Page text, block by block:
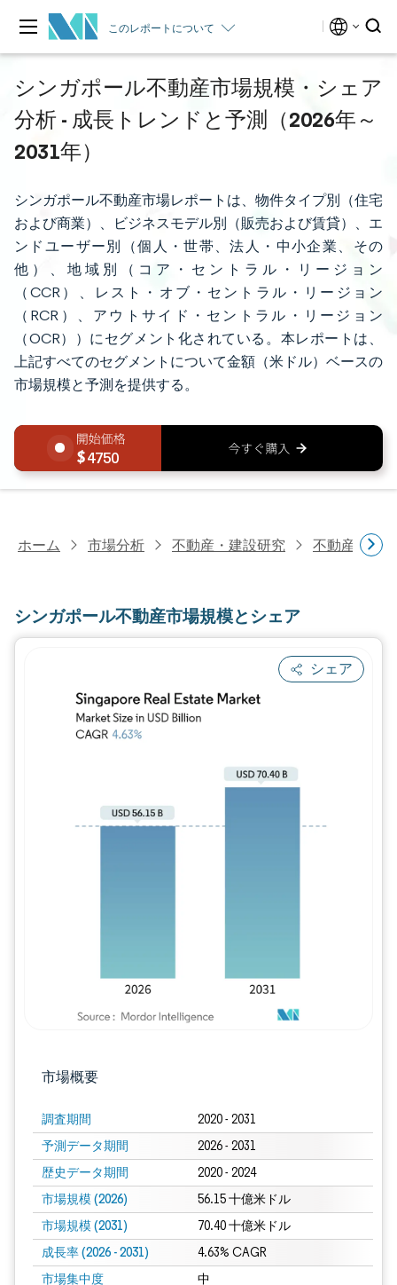
このレポートについて
シンガポール不動産市場規模・シェア
分析 - 成長トレンドと予測（2026年～
2031年）
シンガポール不動産市場レポートは、物件タイプ別（住宅
および商業）、ビジネスモデル別（販売および賃貸）、エ
ンドユーザー別（個人・世帯、法人・中小企業、その
他）、地域別（コア・セントラル・リージョン
（CCR）、レスト・オブ・セントラル・リージョン
（RCR）、アウトサイド・セントラル・リージョン
（OCR））にセグメント化されている。本レポートは、
上記すべてのセグメントについて金額（米ドル）ベースの
市場規模と予測を提供する。
4750
ホーム 市場分析 不動産・建設研究 不動産研究
シンガポール不動産市場規模とシェア
シェア
市場概要
調査期間 2020 - 2031
予測データ期間 2026 - 2031
歴史データ期間 2020 - 2024
市場規模 (2026) 56.15 十億米ドル
市場規模 (2031) 70.40 十億米ドル
成長率 (2026 - 2031) 4.63% CAGR
市場集中度 中